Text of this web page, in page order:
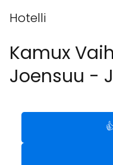
Hotelli
Kamux
Joensuu -